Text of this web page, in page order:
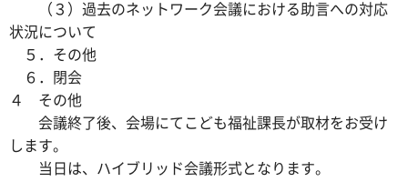
（３）過去のネットワーク会議における助言への対応
状況について
５．その他
６．閉会
４ その他
会議終了後、会場にてこども福祉課長が取材をお受け
します。
当日は、ハイブリッド会議形式となります。